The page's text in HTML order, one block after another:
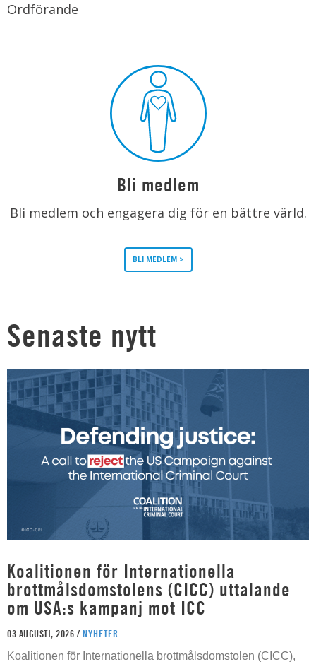
Ordförande
Bli medlem
Bli medlem och engagera dig för en bättre värld.
BLI MEDLEM >
Senaste nytt
Koalitionen för Internationella
brottmålsdomstolens (CICC) uttalande
om USA:s kampanj mot ICC
03 AUGUSTI, 2026 / NYHETER
Koalitionen för Internationella brottmålsdomstolen (CICC),